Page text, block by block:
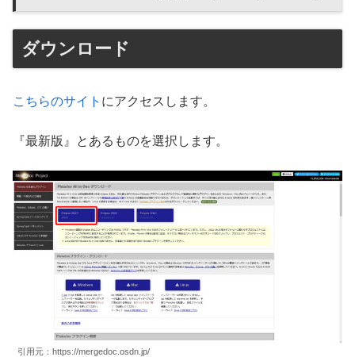
ダウンロード
こちらのサイト にアクセスします。
『最新版』とあるものを選択します。
引用元：https://mergedoc.osdn.jp/